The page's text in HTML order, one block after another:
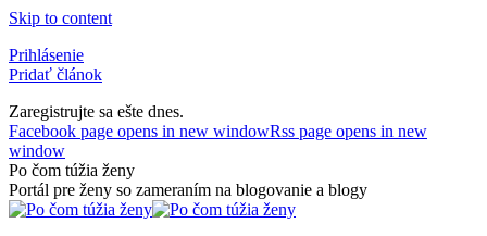
Skip to content
Prihlásenie
Pridať článok
Zaregistrujte sa ešte dnes.
Facebook page opens in new windowRss page opens in new
window
Po čom túžia ženy
Portál pre ženy so zameraním na blogovanie a blogy